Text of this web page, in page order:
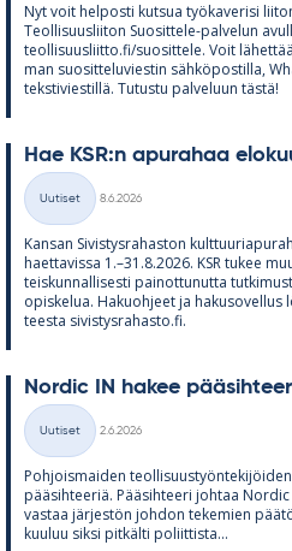
Nyt voit hel­posti kut­sua työ­ka­ve­risi
Teol­li­suus­lii­ton Suo­sit­tele-pal­ve­lun
teol­li­suus­liitto.fi/suo­sit­tele. Voit
man suo­sit­te­lu­vies­tin säh­kö­pos­tilla,
teks­ti­vies­tillä. Tu­tustu pal­ve­luun tästä!
Hae KSR:n apu­ra­haa
Kategoriat
Uutiset
8.6.2026
Kan­san Si­vis­tys­ra­has­ton
haet­ta­vissa 1.–31.8.2026. KSR tu­kee
teis­kun­nal­li­sesti pai­not­tu­nutta
opis­ke­lua. Ha­kuoh­jeet ja
teesta si­vis­tys­ra­hasto.fi.
Nor­dic IN ha­kee
Kategoriat
Uutiset
2.6.2026
Poh­jois­mai­den
pää­sih­tee­riä. Pää­sih­teeri joh­taa
vas­taa jär­jes­tön joh­don te­ke­mien
kuu­luu siksi pit­kälti po­liit­tista...